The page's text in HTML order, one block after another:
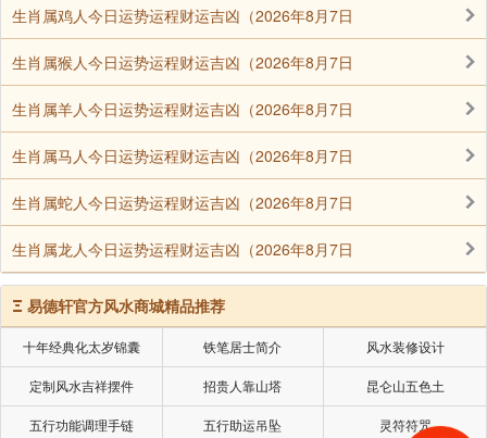
道中有四圣六凡，普同供养。对未发菩提心者因此水陆
胜会发苦提心;未脱苦轮者，因此得不退转;未成佛得道
者，因此得道成佛。”
明末祩宏依志磐《新仪》，稍事改删，行于杭州，清
道光年间，仪润依袾宏之意，详述水陆法会作法规则，
著成《法界圣凡水陆普度大斋胜会仪轨会本》六卷，成
为现行水陆法会仪式的基本依据。另外，现行水陆法会
还杂采清咫观所撰《法界圣凡水陆大斋普利道场性相通
论》九卷(略为《鸡园水陆通论》)和(水陆道场法轮宝忏)
十卷中的有关规定。
现行水陆法会一般须七昼夜，包括结界洒净、遣使发
符，请上堂、供上堂、请下堂、供下堂、奉浴，施食、
授戒、送圣等法事内容。从法会坛场布置来看，一般分
生肖属鸡人今日运势运程财运吉凶（2026年8月7日
生肖属猴人今日运势运程财运吉凶（2026年8月7日
生肖属羊人今日运势运程财运吉凶（2026年8月7日
生肖属马人今日运势运程财运吉凶（2026年8月7日
生肖属蛇人今日运势运程财运吉凶（2026年8月7日
生肖属龙人今日运势运程财运吉凶（2026年8月7日
Ξ 易德轩官方风水商城精品推荐
十年经典化太岁锦囊 铁笔居士简介 风水装修设计
定制风水吉祥摆件 招贵人靠山塔 昆仑山五色土
五行功能调理手链 五行助运吊坠 灵符符咒